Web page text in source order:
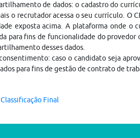
de dados: o cadastro do
o recrutador acessa o seu currículo. O
exposta acima. A plataforma onde o
para fins de funcionalidade do
desses dados.
caso o candidato seja
para fins de gestão de contrato de
Classificação Final